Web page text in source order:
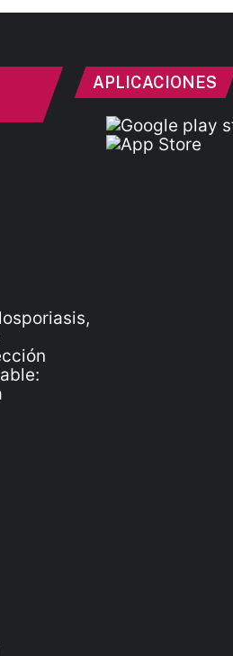
APLICACIONES